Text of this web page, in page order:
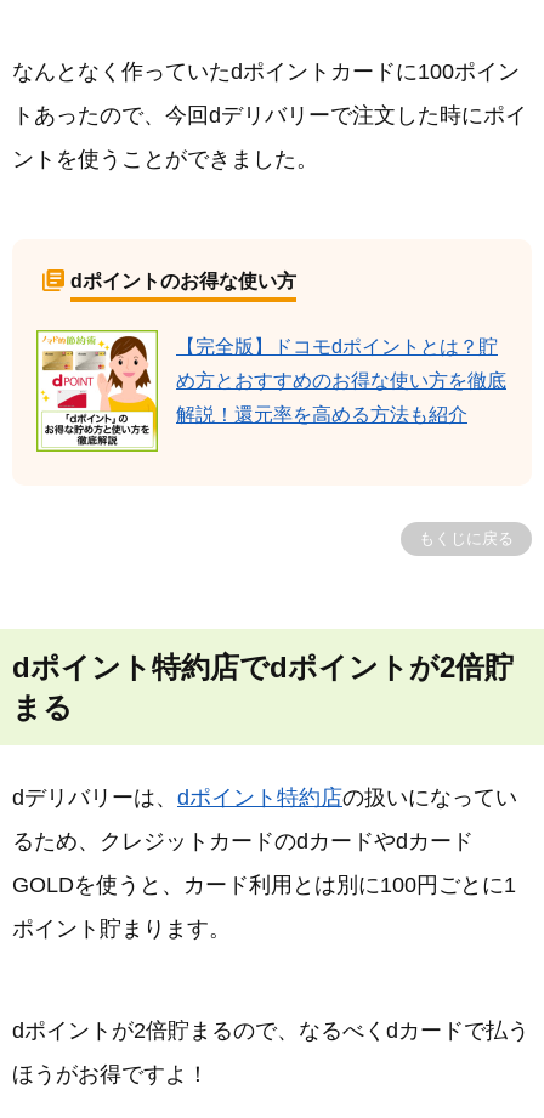
なんとなく作っていたdポイントカードに100ポイン
トあったので、今回dデリバリーで注文した時にポイ
ントを使うことができました。
dポイントのお得な使い方
【完全版】ドコモdポイントとは？貯
め方とおすすめのお得な使い方を徹底
解説！還元率を高める方法も紹介
もくじに戻る
dポイント特約店でdポイントが2倍貯
まる
dデリバリーは、 dポイント特約店の扱いになってい
るため、クレジットカードのdカードやdカード
GOLDを使うと、カード利用とは別に100円ごとに1
ポイント貯まります。
dポイントが2倍貯まるので、なるべくdカードで払う
ほうがお得ですよ！